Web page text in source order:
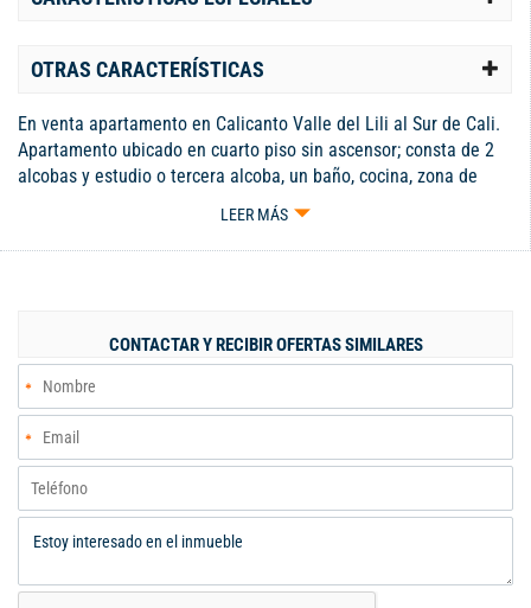
OTRAS CARACTERÍSTICAS
En venta apartamento en Calicanto Valle del Lili al Sur de Cali.
Apartamento ubicado en cuarto piso sin ascensor; consta de 2
alcobas y estudio o tercera alcoba, un baño, cocina, zona de
ropas y sala comedor. La unidad cuenta con piscina adultos y
parqueadero comunitario suficientes espacios. El apartamento
LEER MÁS
CONTACTAR Y RECIBIR OFERTAS SIMILARES